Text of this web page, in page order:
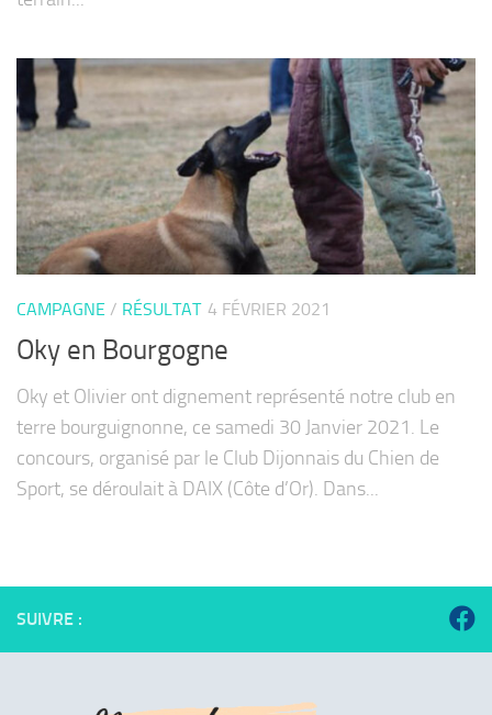
CAMPAGNE / RÉSULTAT 4 FÉVRIER 2021
Oky en Bourgogne
Oky et Olivier ont dignement représenté notre club en
terre bourguignonne, ce samedi 30 Janvier 2021. Le
concours, organisé par le Club Dijonnais du Chien de
Sport, se déroulait à DAIX (Côte d’Or). Dans...
SUIVRE :